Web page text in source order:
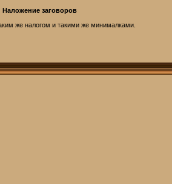
Наложение заговоров
же налогом и такими же минималками.